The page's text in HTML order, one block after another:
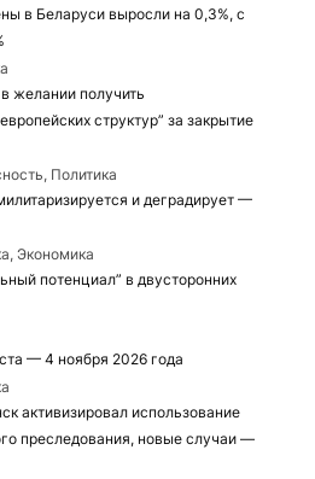
в Беларуси выросли на 0,3%, с
желании получить
структур” за закрытие
Политика
и деградирует —
Экономика
потенциал” в двусторонних
— 4 ноября 2026 года
активизировал использование
преследования, новые случаи —